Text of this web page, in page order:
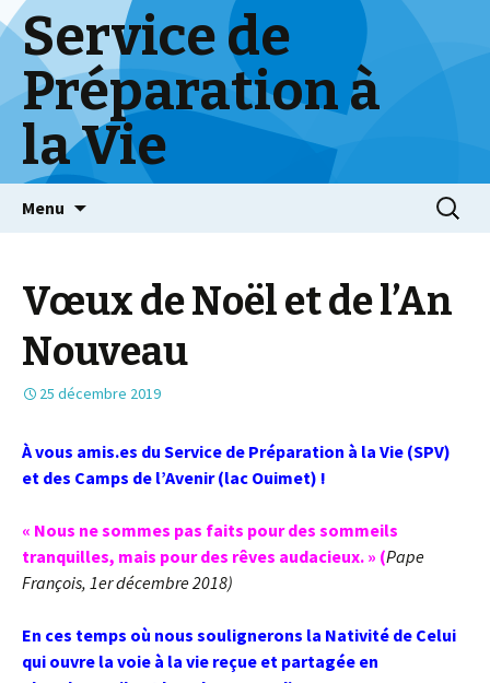
Service de
Préparation à
la Vie
Menu
Vœux de Noël et de l’An
Nouveau
25 décembre 2019
À vous amis.es du Service de Préparation à la Vie (SPV)
et des Camps de l’Avenir (lac Ouimet) !
« Nous ne sommes pas faits pour des sommeils
tranquilles, mais pour des rêves audacieux. » (Pape
François, 1er décembre 2018)
En ces temps où nous soulignerons la Nativité de Celui
qui ouvre la voie à la vie reçue et partagée en